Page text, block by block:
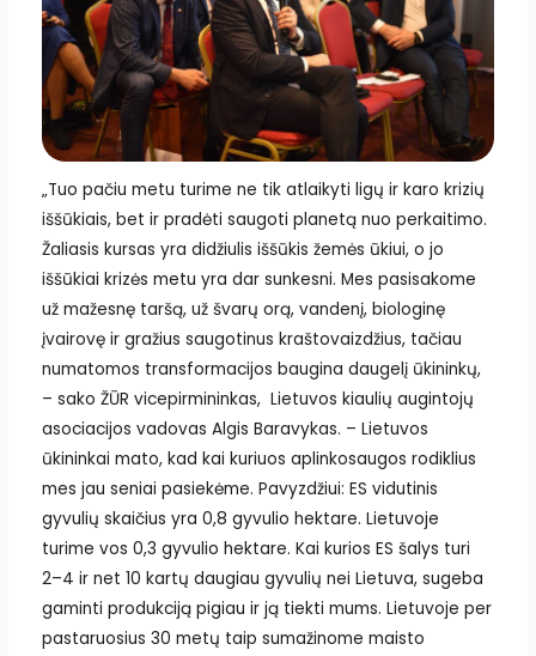
„Tuo pačiu metu turime ne tik atlaikyti ligų ir karo krizių
iššūkiais, bet ir pradėti saugoti planetą nuo perkaitimo.
Žaliasis kursas yra didžiulis iššūkis žemės ūkiui, o jo
iššūkiai krizės metu yra dar sunkesni. Mes pasisakome
už mažesnę taršą, už švarų orą, vandenį, biologinę
įvairovę ir gražius saugotinus kraštovaizdžius, tačiau
numatomos transformacijos baugina daugelį ūkininkų,
– sako ŽŪR vicepirmininkas, Lietuvos kiaulių augintojų
asociacijos vadovas Algis Baravykas. – Lietuvos
ūkininkai mato, kad kai kuriuos aplinkosaugos rodiklius
mes jau seniai pasiekėme. Pavyzdžiui: ES vidutinis
gyvulių skaičius yra 0,8 gyvulio hektare. Lietuvoje
turime vos 0,3 gyvulio hektare. Kai kurios ES šalys turi
2–4 ir net 10 kartų daugiau gyvulių nei Lietuva, sugeba
gaminti produkciją pigiau ir ją tiekti mums. Lietuvoje per
pastaruosius 30 metų taip sumažinome maisto